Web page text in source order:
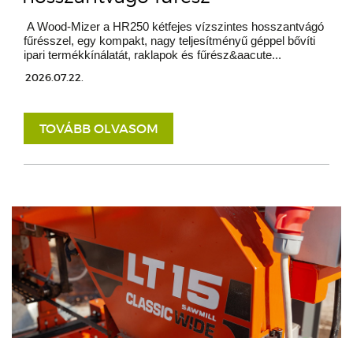
A Wood-Mizer a HR250 kétfejes vízszintes hosszantvágó
fűrésszel, egy kompakt, nagy teljesítményű géppel bővíti
ipari termékkínálatát, raklapok és fűrész&aacute...
2026.07.22.
TOVÁBB OLVASOM